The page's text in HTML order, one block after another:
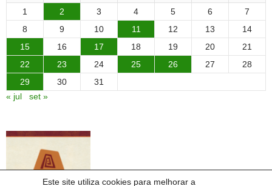
Este site utiliza cookies para melhorar a
1
2 3 4 5 6
7
8
9 10 11 12 13
14
15
16 17 18 19 20
21
22
23 24 25 26 27
28
29
30
31
« jul
set »